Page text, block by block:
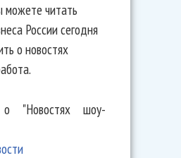
можете читать
России сегодня
о новостях
о "Новостях шоу-